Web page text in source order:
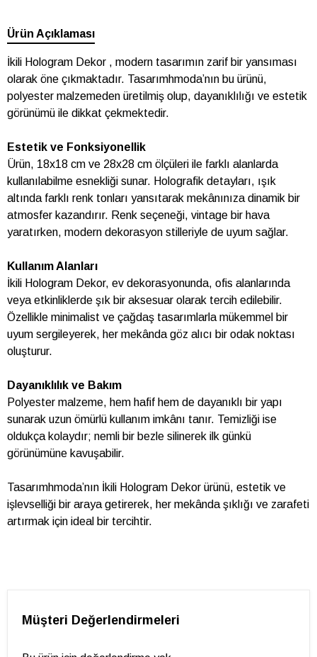
Ürün Açıklaması
İkili Hologram Dekor , modern tasarımın zarif bir yansıması
olarak öne çıkmaktadır. Tasarımhmoda’nın bu ürünü,
polyester malzemeden üretilmiş olup, dayanıklılığı ve estetik
görünümü ile dikkat çekmektedir.
Estetik ve Fonksiyonellik
Ürün, 18x18 cm ve 28x28 cm ölçüleri ile farklı alanlarda
kullanılabilme esnekliği sunar. Holografik detayları, ışık
altında farklı renk tonları yansıtarak mekânınıza dinamik bir
atmosfer kazandırır. Renk seçeneği, vintage bir hava
yaratırken, modern dekorasyon stilleriyle de uyum sağlar.
Kullanım Alanları
İkili Hologram Dekor, ev dekorasyonunda, ofis alanlarında
veya etkinliklerde şık bir aksesuar olarak tercih edilebilir.
Özellikle minimalist ve çağdaş tasarımlarla mükemmel bir
uyum sergileyerek, her mekânda göz alıcı bir odak noktası
oluşturur.
Dayanıklılık ve Bakım
Polyester malzeme, hem hafif hem de dayanıklı bir yapı
sunarak uzun ömürlü kullanım imkânı tanır. Temizliği ise
oldukça kolaydır; nemli bir bezle silinerek ilk günkü
görünümüne kavuşabilir.
Tasarımhmoda’nın İkili Hologram Dekor ürünü, estetik ve
işlevselliği bir araya getirerek, her mekânda şıklığı ve zarafeti
artırmak için ideal bir tercihtir.
Müşteri Değerlendirmeleri